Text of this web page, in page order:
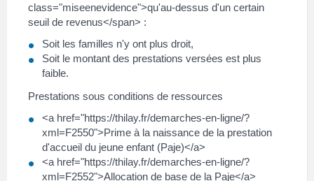
class="miseenevidence">qu'au-dessus d'un certain
seuil de revenus</span> :
Soit les familles n'y ont plus droit,
Soit le montant des prestations versées est plus
faible.
Prestations sous conditions de ressources
<a href="https://thilay.fr/demarches-en-ligne/?
xml=F2550">Prime à la naissance de la prestation
d'accueil du jeune enfant (Paje)</a>
<a href="https://thilay.fr/demarches-en-ligne/?
xml=F2552">Allocation de base de la Paje</a>